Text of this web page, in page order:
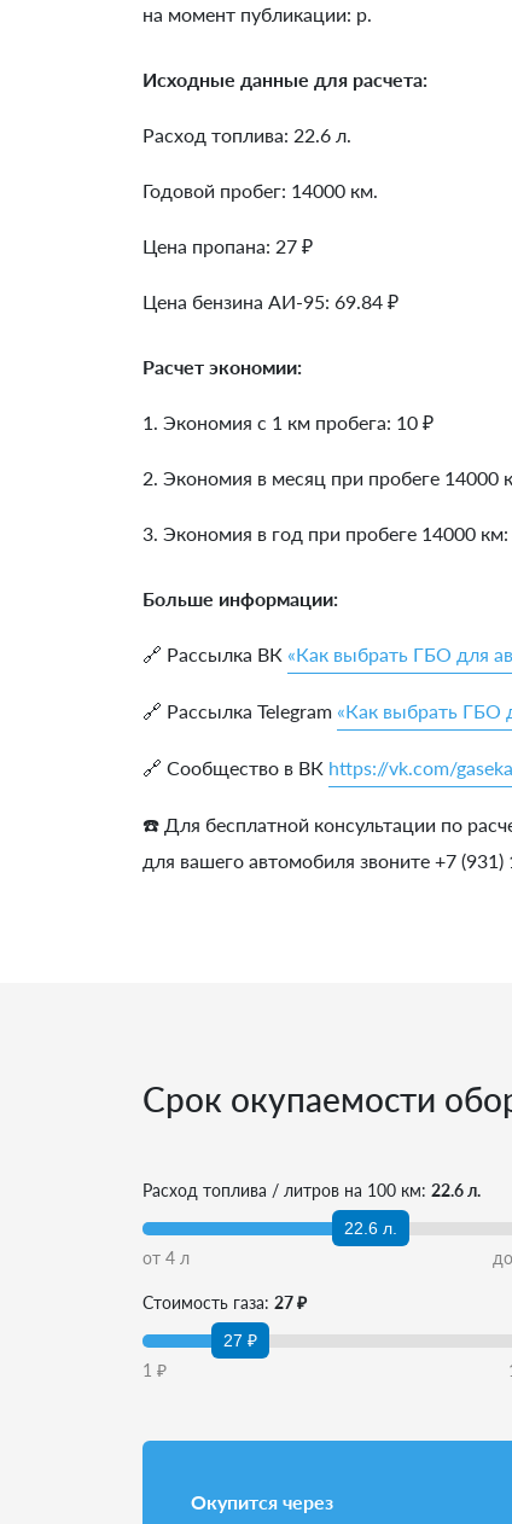
на момент публикации: р.
Исходные данные для расчета:
Расход топлива: 22.6 л.
Годовой пробег: 14000 км.
Цена пропана: 27 ₽
Цена бензина АИ-95: 69.84 ₽
Расчет экономии:
1. Экономия с 1 км пробега: 10 ₽
2. Экономия в месяц при пробеге 14000
3. Экономия в год при пробеге 14000 км:
Больше информации:
🔗 Рассылка ВК «Как выбрать ГБО для
🔗 Рассылка Telegram «Как выбрать ГБО
🔗 Сообщество в ВК https://vk.com/
☎️ Для бесплатной консультации по
для вашего автомобиля звоните +7
Срок окупаемости
Расход топлива / литров на 100 км: 22.6 л.
22.6 л.
от 4 л
Стоимость газа: 27 ₽
27 ₽
1 ₽
Окупится через